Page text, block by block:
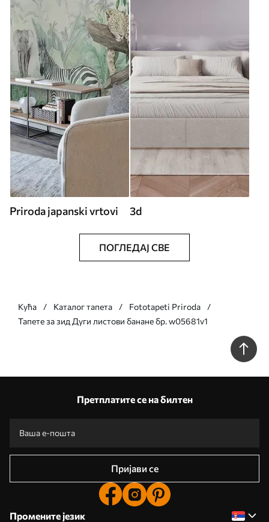
Priroda japanski vrtovi 3d
ПОГЛЕДАЈ СВЕ
Кућа Каталог тапета
Fototapeti Priroda
Тапете за зид Дуги листови банане бр. w05681v1
Претплатите се на билтен
Пријави се
Промените језик